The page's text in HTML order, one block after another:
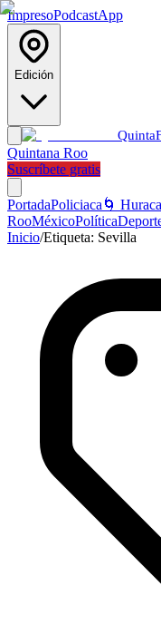
ImpresoPodcastApp
Edición
Quinta
Quintana Roo
Suscríbete gratis
PortadaPoliciaca 🌀
RooMéxicoPolítica
Inicio/Etiqueta: Sevilla